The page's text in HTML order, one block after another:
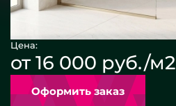
Цена:
от 16 000 руб./м2
Оформить заказ